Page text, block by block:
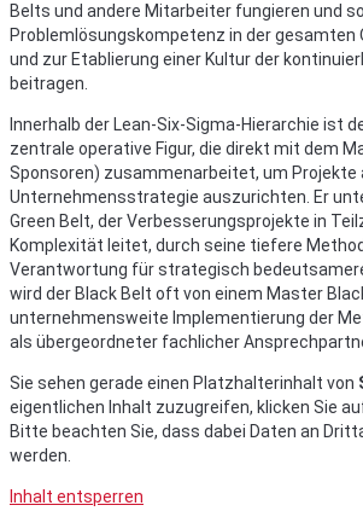
Belts und andere Mitarbeiter fungieren und
Problemlösungskompetenz in der gesamten
und zur Etablierung einer Kultur der
beitragen.
Innerhalb der Lean-Six-Sigma-Hierarchie ist
zentrale operative Figur, die direkt mit dem
Sponsoren) zusammenarbeitet, um Projekte
Unternehmensstrategie auszurichten. Er
Green Belt, der Verbesserungsprojekte in
Komplexität leitet, durch seine tiefere
Verantwortung für strategisch
wird der Black Belt oft von einem Master
unternehmensweite Implementierung der
als übergeordneter fachlicher
Sie sehen gerade einen Platzhalterinhalt von
eigentlichen Inhalt zuzugreifen, klicken Sie
Bitte beachten Sie, dass dabei Daten an
werden.
Inhalt entsperren